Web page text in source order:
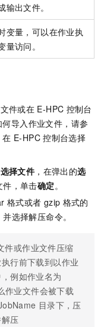
出文件。
变量，可以在作业执
访问。
件或在 E-HPC 控制台
导入作业文件，请参
在 E-HPC 控制台选择
选择文件 ，在弹出的选
件，单击确定。
格式或者 gzip 格式的
并选择解压命令。
件或作业文件压缩
行前下载到以作业
例如作业名为
作业文件会被下载
目录下，压
压